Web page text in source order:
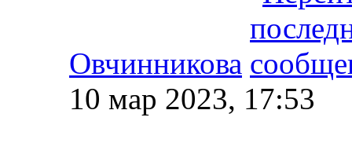
Овчинникова
10 мар 2023, 17:53